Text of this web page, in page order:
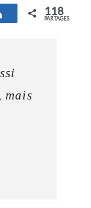
Partagez118
PARTAGES
mais